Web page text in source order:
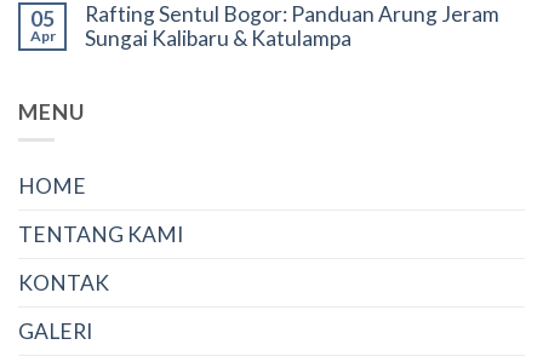
05
Apr
Rafting Sentul Bogor: Panduan Arung Jeram
Sungai Kalibaru & Katulampa
MENU
HOME
TENTANG KAMI
KONTAK
GALERI